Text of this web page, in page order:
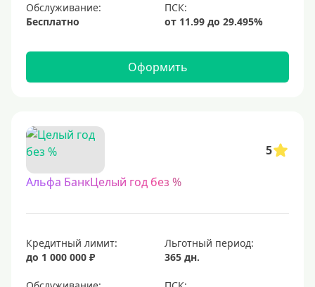
Обслуживание:
Бесплатно
Оформить
5
Альфа БанкЦелый год без %
Кредитный лимит:
до 1 000 000 ₽
Льготный период:
365 дн.